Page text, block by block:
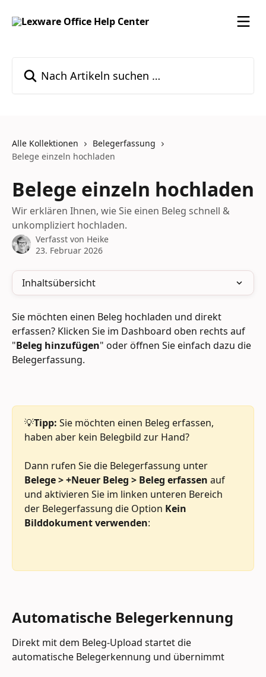
Alle Kollektionen
Belegerfassung
Belege einzeln hochladen
Belege einzeln hochladen
Wir erklären Ihnen, wie Sie einen Beleg schnell &
unkompliziert hochladen.
Verfasst von Heike
23. Februar 2026
Inhaltsübersicht
Sie möchten einen Beleg hochladen und direkt
erfassen? Klicken Sie im Dashboard oben rechts auf
"Beleg hinzufügen" oder öffnen Sie einfach dazu die
Belegerfassung.
💡Tipp: Sie möchten einen Beleg erfassen,
haben aber kein Belegbild zur Hand?
Dann rufen Sie die Belegerfassung unter
Belege > +Neuer Beleg > Beleg erfassen auf
und aktivieren Sie im linken unteren Bereich
der Belegerfassung die Option Kein
Bilddokument verwenden:
Automatische Belegerkennung
Direkt mit dem Beleg-Upload startet die
automatische Belegerkennung und übernimmt